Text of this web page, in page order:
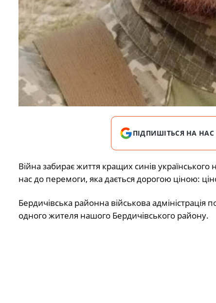
ПІДПИШІТЬСЯ НА НАС
Війна забирає життя кращих синів
нас до перемоги, яка дається дорогою ціною:
Бердичівська районна військова адміністрація
одного жителя нашого Бердичівського району.